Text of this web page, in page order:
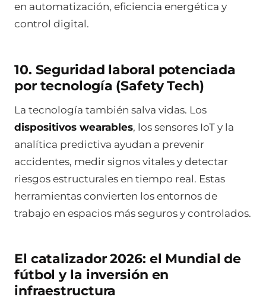
en automatización, eficiencia energética y
control digital.
10. Seguridad laboral potenciada
por tecnología (Safety Tech)
La tecnología también salva vidas. Los
dispositivos wearables, los sensores IoT y la
analítica predictiva ayudan a prevenir
accidentes, medir signos vitales y detectar
riesgos estructurales en tiempo real. Estas
herramientas convierten los entornos de
trabajo en espacios más seguros y controlados.
El catalizador 2026: el Mundial de
fútbol y la inversión en
infraestructura